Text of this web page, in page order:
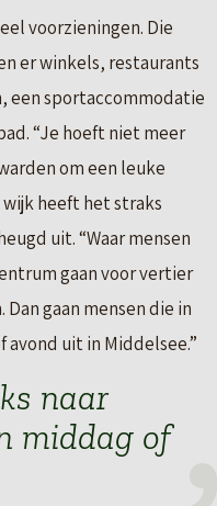
voorzieningen. Die
er winkels, restaurants
een sportaccommodatie
“Je hoeft niet meer
om een leuke
heeft het straks
uit. “Waar mensen
gaan voor vertier
gaan mensen die in
uit in Middelsee.”
naar
middag of